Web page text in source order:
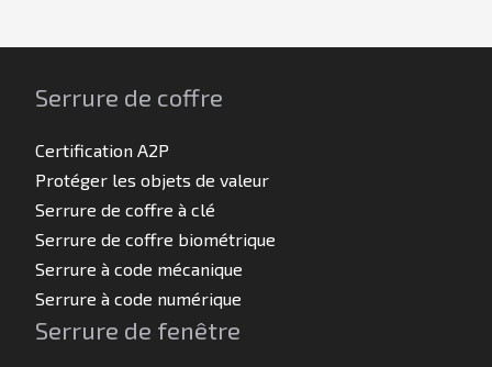
Serrure de coffre
Certification A2P
Protéger les objets de valeur
Serrure de coffre à clé
Serrure de coffre biométrique
Serrure à code mécanique
Serrure à code numérique
Serrure de fenêtre